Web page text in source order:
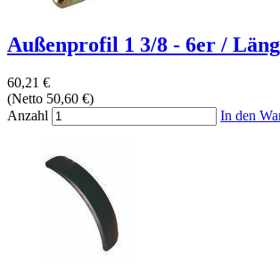
Außenprofil 1 3/8 - 6er /
60,21 €
(Netto 50,60 €)
Anzahl
In den